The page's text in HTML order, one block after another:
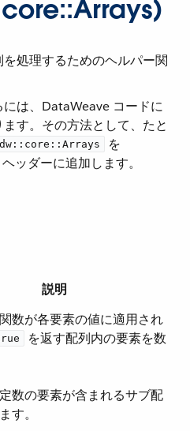
処理するためのヘルパー関
は、DataWeave コードに
す。その方法として、たと
​ を
ッダーに追加します。
説明
数が各要素の値に適用され
​ を返す配列内の要素を数
数の要素が含まれるサブ配
す。